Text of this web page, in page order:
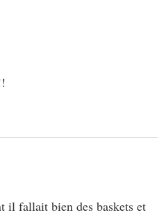
il fallait bien des baskets et